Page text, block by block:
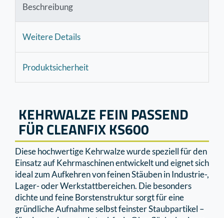
Beschreibung
Weitere Details
Produktsicherheit
KEHRWALZE FEIN PASSEND
FÜR CLEANFIX KS600
Diese hochwertige Kehrwalze wurde speziell für den
Einsatz auf Kehrmaschinen entwickelt und eignet sich
ideal zum Aufkehren von feinen Stäuben in Industrie-,
Lager- oder Werkstattbereichen. Die besonders
dichte und feine Borstenstruktur sorgt für eine
gründliche Aufnahme selbst feinster Staubpartikel –